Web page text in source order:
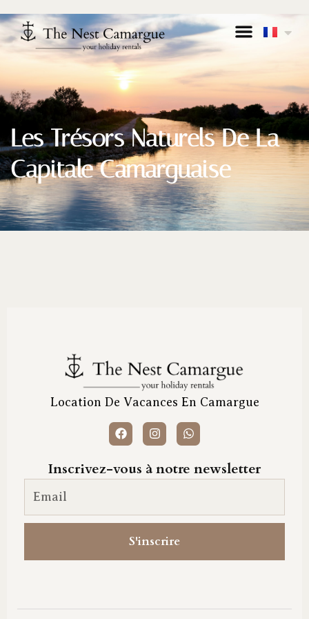
Les Trésors Naturels De La
Capitale Camarguaise
Location De Vacances En Camargue
Inscrivez-vous à notre newsletter
S'inscrire